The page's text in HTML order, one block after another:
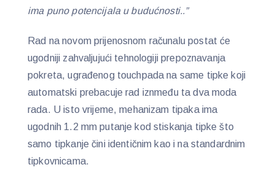
ima puno potencijala u budućnosti..”
Rad na novom prijenosnom računalu postat će
ugodniji zahvaljujući tehnologiji prepoznavanja
pokreta, ugrađenog touchpada na same tipke koji
automatski prebacuje rad iznmeđu ta dva moda
rada. U isto vrijeme, mehanizam tipaka ima
ugodnih 1.2 mm putanje kod stiskanja tipke što
samo tipkanje čini identičnim kao i na standardnim
tipkovnicama.